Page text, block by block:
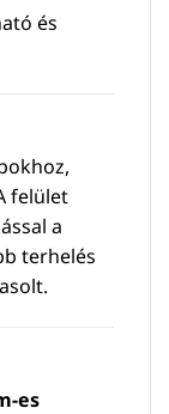
és
felület
a
terhelés
es